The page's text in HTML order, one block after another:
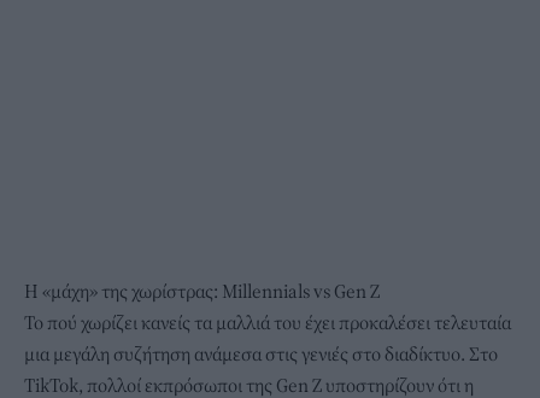
Η «μάχη» της χωρίστρας: Millennials vs Gen Z
Το πού χωρίζει κανείς τα μαλλιά του έχει προκαλέσει τελευταία
μια μεγάλη συζήτηση ανάμεσα στις γενιές στο διαδίκτυο. Στο
TikTok, πολλοί εκπρόσωποι της Gen Z υποστηρίζουν ότι η